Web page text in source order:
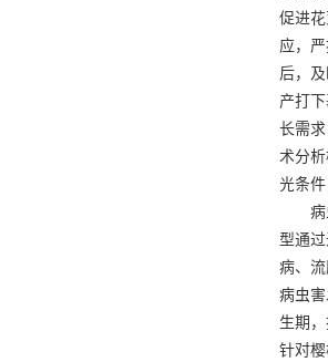
促进
应，
后，
产打
长需
术分
光条
型通
病、
病虫
生期
针对